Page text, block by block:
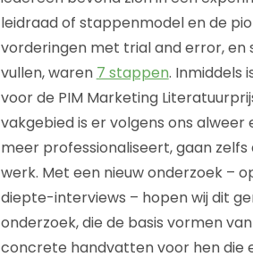
leidraad of stappenmodel en de
vorderingen met trial and error, en
vullen, waren 7 stappen. Inmiddels
voor de PIM Marketing
vakgebied is er volgens ons
meer professionaliseert, gaan
werk. Met een nieuw onderzoek –
diepte-interviews – hopen wij dit
onderzoek, die de basis vormen
concrete handvatten voor hen die